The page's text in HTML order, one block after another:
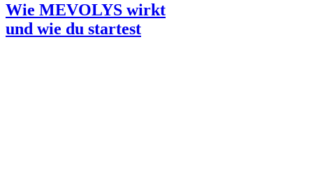
Wie MEVOLYS wirkt
und wie du startest